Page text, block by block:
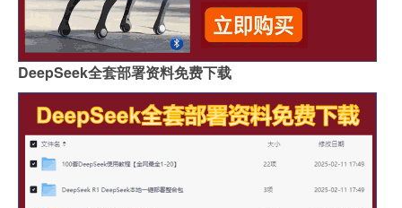
DeepSeek全套部署资料免费下载